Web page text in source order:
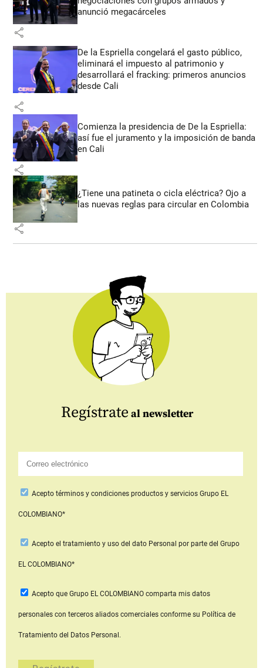
anunció megacárceles
share
De la Espriella congelará el gasto público,
eliminará el impuesto al patrimonio y
desarrollará el fracking: primeros anuncios
desde Cali
share
Comienza la presidencia de De la Espriella:
así fue el juramento y la imposición de banda
en Cali
share
¿Tiene una patineta o cicla eléctrica? Ojo a
las nuevas reglas para circular en Colombia
share
Regístrate al newsletter
Aceptotérminos y condiciones productos y serviciosGrupo EL
COLOMBIANO*
Acepto el tratamiento y uso del dato Personal por parte del Grupo
EL COLOMBIANO*
Acepto que Grupo EL COLOMBIANOcomparta mis datos
personales con terceros aliados comerciales conforme su Política de
Tratamiento del Datos Personal.